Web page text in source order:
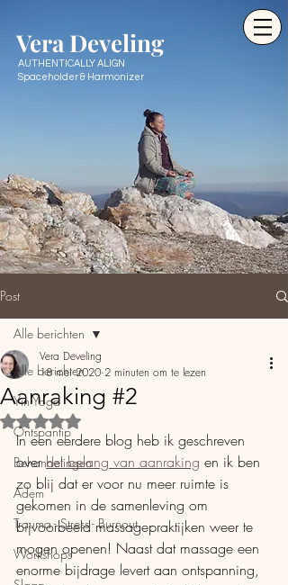
Vera Develing
AUTHENTICALLY ALIGN
Spaceholder & Harmonizer
Post
Alle berichten
Yin Yoga
Ontspantip
Behandelingen
Adem
Trauma - Stress - Burnout
Workshops
Alle berichten
Aanraking #2
Vera Develing
18 mei 2020 2 minuten om te lezen
Beoordeeld met NaN uit 5 sterren.
In een eerdere blog heb ik geschreven
over het belang van aanraking en ik ben
zo blij dat er voor nu meer ruimte is
gekomen in de samenleving om
bijvoorbeeld massagepraktijken weer te
mogen openen! Naast dat massage een
enorme bijdrage levert aan ontspanning,